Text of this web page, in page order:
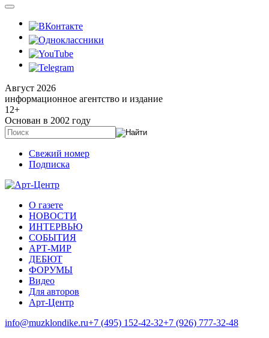
Август 2026
информационное агентство и издание
12+
Основан в 2002 году
Свежий номер
Подписка
О газете
НОВОСТИ
ИНТЕРВЬЮ
СОБЫТИЯ
АРТ-МИР
ДЕБЮТ
ФОРУМЫ
Видео
Для авторов
Арт-Центр
info@muzklondike.ru+7 (495) 152-42-32+7 (926) 777-32-48